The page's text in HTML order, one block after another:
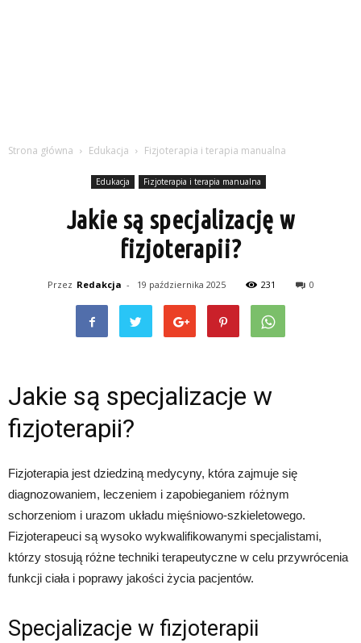
Strona główna Edukacja Fizjoterapia i terapia manualna
Edukacja Fizjoterapia i terapia manualna
Jakie są specjalizację w
fizjoterapii?
Przez Redakcja - 19 października 2025 231 0
Jakie są specjalizacje w
fizjoterapii?
Fizjoterapia jest dziedziną medycyny, która zajmuje się
diagnozowaniem, leczeniem i zapobieganiem różnym
schorzeniom i urazom układu mięśniowo-szkieletowego.
Fizjoterapeuci są wysoko wykwalifikowanymi specjalistami,
którzy stosują różne techniki terapeutyczne w celu przywrócenia
funkcji ciała i poprawy jakości życia pacjentów.
Specjalizacje w fizjoterapii